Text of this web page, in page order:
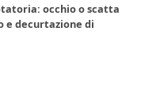
occhio o scatta
e decurtazione di